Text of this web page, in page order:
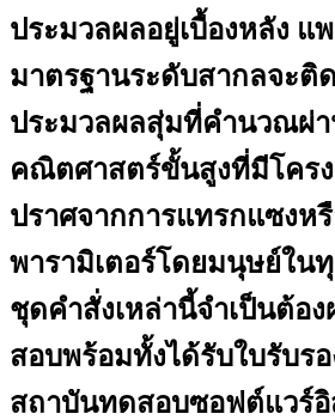
ประมวลผลอยู่เบื้องหลัง
มาตรฐานระดับสากลจะติ
ประมวลผลสุ่มที่คำนวณผ่
คณิตศาสตร์ขั้นสูงที่มีโครง
ปราศจากการแทรกแซงห
พารามิเตอร์โดยมนุษย์ใน
ชุดคำสั่งเหล่านี้จำเป็นต้อ
สอบพร้อมทั้งได้รับใบรับร
สถาบันทดสอบซอฟต์แวร์อิ